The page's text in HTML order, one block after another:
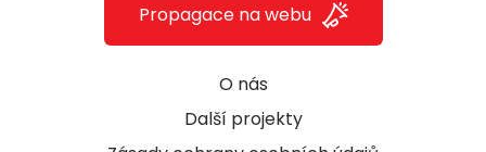
O nás
Další projekty
Propagace na webu